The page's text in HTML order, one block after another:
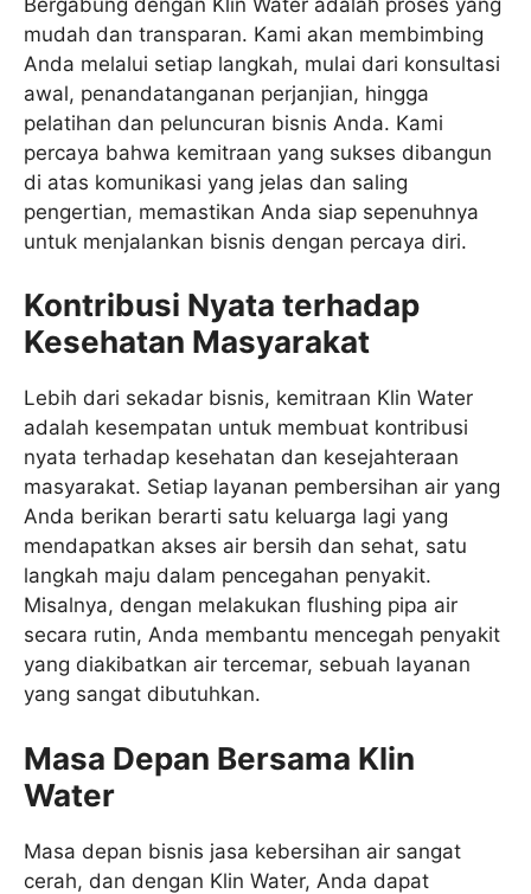
mudah dan transparan. Kami akan membimbing
Anda melalui setiap langkah, mulai dari konsultasi
awal, penandatanganan perjanjian, hingga
pelatihan dan peluncuran bisnis Anda. Kami
percaya bahwa kemitraan yang sukses dibangun
di atas komunikasi yang jelas dan saling
pengertian, memastikan Anda siap sepenuhnya
untuk menjalankan bisnis dengan percaya diri.
Kontribusi Nyata terhadap
Kesehatan Masyarakat
Lebih dari sekadar bisnis, kemitraan Klin Water
adalah kesempatan untuk membuat kontribusi
nyata terhadap kesehatan dan kesejahteraan
masyarakat. Setiap layanan pembersihan air yang
Anda berikan berarti satu keluarga lagi yang
mendapatkan akses air bersih dan sehat, satu
langkah maju dalam pencegahan penyakit.
Misalnya, dengan melakukan flushing pipa air
secara rutin, Anda membantu mencegah penyakit
yang diakibatkan air tercemar, sebuah layanan
yang sangat dibutuhkan.
Masa Depan Bersama Klin
Water
Masa depan bisnis jasa kebersihan air sangat
cerah, dan dengan Klin Water, Anda dapat